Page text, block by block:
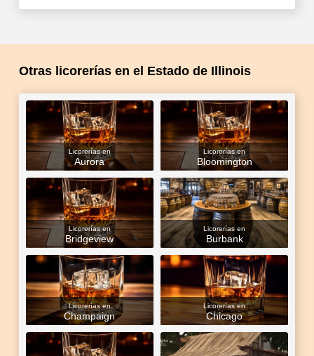
Otras licorerías en el Estado de Illinois
Licorerías en
Aurora
Licorerías en
Bloomington
Licorerías en
Bridgeview
Licorerías en
Burbank
Licorerías en
Champaign
Licorerías en
Chicago